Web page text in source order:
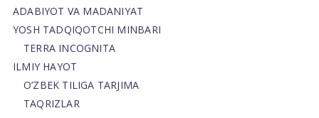
ADABIYOT VA MADANIYAT
YOSH TADQIQOTCHI MINBARI
TERRA INCOGNITA
ILMIY HAYOT
O’ZBEK TILIGA TARJIMA
TAQRIZLAR